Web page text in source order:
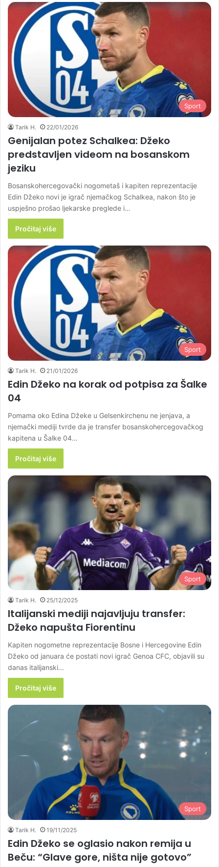
Sport
Tarik H. 22/01/2026
Genijalan potez Schalkea: Džeko
predstavljen videom na bosanskom
jeziku
Bosanskohercegovački nogometaš i kapiten reprezentacije
Edin Džeko novi je igrač njemačkog Schalkea, nakon što je
uspješno prošao ljekarske preglede i…
Pročitaj više
Sport
Tarik H. 21/01/2026
Edin Džeko na korak od potpisa za Šalke
04
Pomama oko Edina Džeke u Gelsenkirchenu ne jenjava, a
njemački mediji tvrde da je transfer bosanskohercegovačkog
kapitena u Šalke 04…
Pročitaj više
Sport
Tarik H. 25/12/2025
Italijanski mediji najavljuju transfer:
Džeko napušta Fiorentinu
Kapiten nogometne reprezentacije Bosne i Hercegovine Edin
Džeko od januara će postati novi igrač Genoa CFC, objavili su
danas italijanski…
Pročitaj više
Sport
Tarik H. 19/11/2025
Edin Džeko se oglasio nakon remija u
Beču: “Glave gore, ništa nije gotovo”